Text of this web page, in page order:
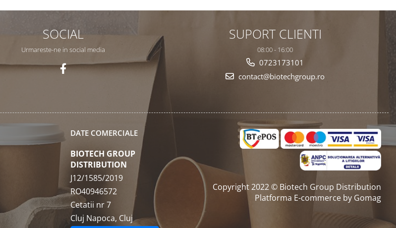
SOCIAL
Urmareste-ne in social media
SUPORT CLIENTI
08:00 - 16:00
0723173101
contact@biotechgroup.ro
DATE COMERCIALE
BIOTECH GROUP
DISTRIBUTION
J12/1585/2019
RO40946572
Cetatii nr 7
Cluj Napoca, Cluj
Copyright 2022 © Biotech Group Distribution
Platforma E-commerce by Gomag